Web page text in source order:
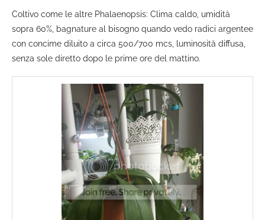
Coltivo come le altre Phalaenopsis: Clima caldo, umidità
sopra 60%, bagnature al bisogno quando vedo radici argentee
con concime diluito a circa 500/700 mcs, luminosità diffusa,
senza sole diretto dopo le prime ore del mattino.